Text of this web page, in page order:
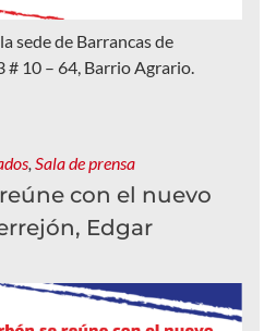
sede de Barrancas de
10 – 64, Barrio Agrario.
Sala de prensa
con el nuevo
Edgar